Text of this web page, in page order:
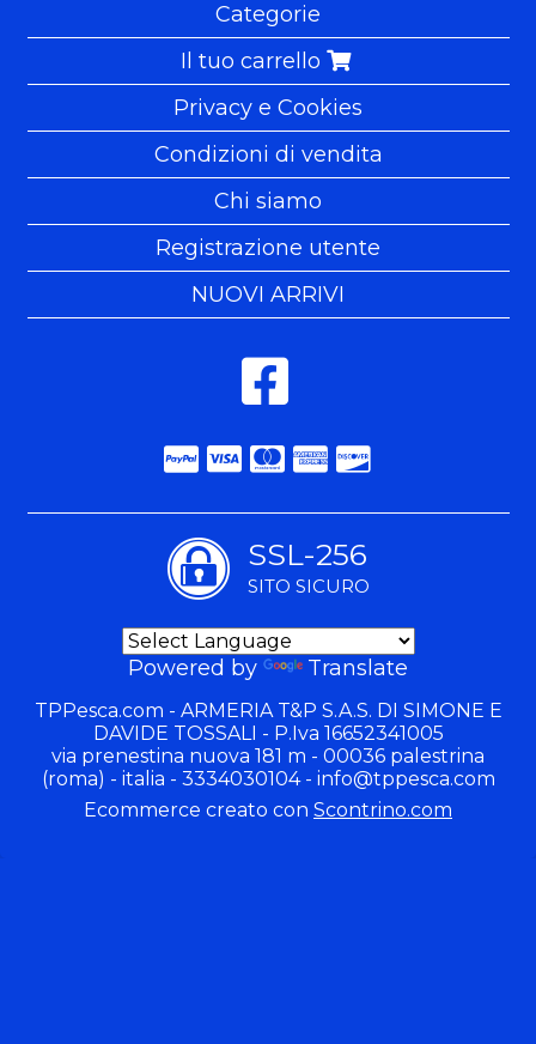
Categorie
Il tuo carrello
Privacy e Cookies
Condizioni di vendita
Chi siamo
Registrazione utente
NUOVI ARRIVI
SSL-256
SITO SICURO
Powered by Translate
TPPesca.com - ARMERIA T&P S.A.S. DI SIMONE E
DAVIDE TOSSALI - P.Iva 16652341005
via prenestina nuova 181 m - 00036 palestrina
(roma) - italia - 3334030104 - info@tppesca.com
Ecommerce creato con Scontrino.com